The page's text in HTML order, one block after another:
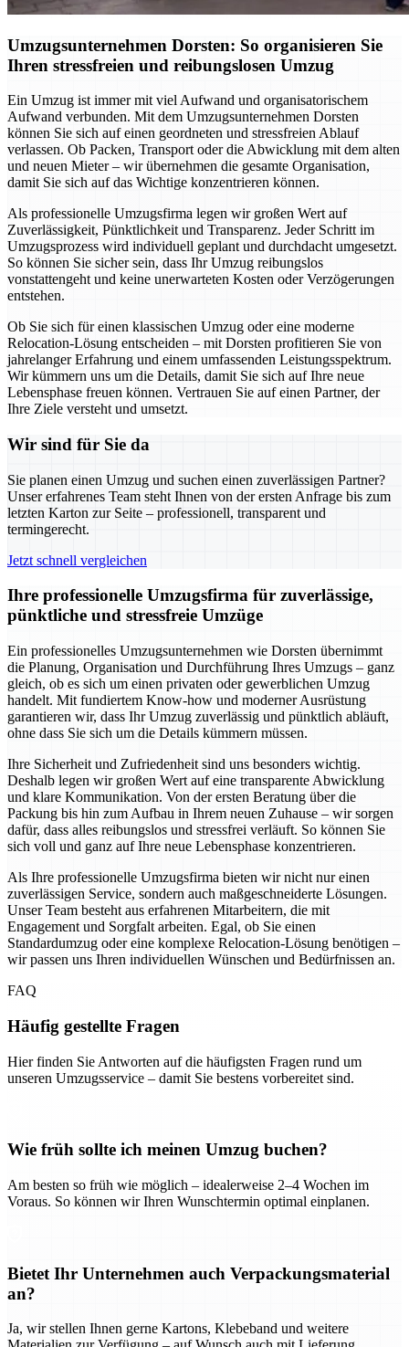
Umzugsunternehmen Dorsten: So organisieren Sie
Ihren stressfreien und reibungslosen Umzug
Ein Umzug ist immer mit viel Aufwand und organisatorischem
Aufwand verbunden. Mit dem Umzugsunternehmen Dorsten
können Sie sich auf einen geordneten und stressfreien Ablauf
verlassen. Ob Packen, Transport oder die Abwicklung mit dem alten
und neuen Mieter – wir übernehmen die gesamte Organisation,
damit Sie sich auf das Wichtige konzentrieren können.
Als professionelle Umzugsfirma legen wir großen Wert auf
Zuverlässigkeit, Pünktlichkeit und Transparenz. Jeder Schritt im
Umzugsprozess wird individuell geplant und durchdacht umgesetzt.
So können Sie sicher sein, dass Ihr Umzug reibungslos
vonstattengeht und keine unerwarteten Kosten oder Verzögerungen
entstehen.
Ob Sie sich für einen klassischen Umzug oder eine moderne
Relocation-Lösung entscheiden – mit Dorsten profitieren Sie von
jahrelanger Erfahrung und einem umfassenden Leistungsspektrum.
Wir kümmern uns um die Details, damit Sie sich auf Ihre neue
Lebensphase freuen können. Vertrauen Sie auf einen Partner, der
Ihre Ziele versteht und umsetzt.
Wir sind für Sie da
Sie planen einen Umzug und suchen einen zuverlässigen Partner?
Unser erfahrenes Team steht Ihnen von der ersten Anfrage bis zum
letzten Karton zur Seite – professionell, transparent und
termingerecht.
Jetzt schnell vergleichen
Ihre professionelle Umzugsfirma für zuverlässige,
pünktliche und stressfreie Umzüge
Ein professionelles Umzugsunternehmen wie Dorsten übernimmt
die Planung, Organisation und Durchführung Ihres Umzugs – ganz
gleich, ob es sich um einen privaten oder gewerblichen Umzug
handelt. Mit fundiertem Know-how und moderner Ausrüstung
garantieren wir, dass Ihr Umzug zuverlässig und pünktlich abläuft,
ohne dass Sie sich um die Details kümmern müssen.
Ihre Sicherheit und Zufriedenheit sind uns besonders wichtig.
Deshalb legen wir großen Wert auf eine transparente Abwicklung
und klare Kommunikation. Von der ersten Beratung über die
Packung bis hin zum Aufbau in Ihrem neuen Zuhause – wir sorgen
dafür, dass alles reibungslos und stressfrei verläuft. So können Sie
sich voll und ganz auf Ihre neue Lebensphase konzentrieren.
Als Ihre professionelle Umzugsfirma bieten wir nicht nur einen
zuverlässigen Service, sondern auch maßgeschneiderte Lösungen.
Unser Team besteht aus erfahrenen Mitarbeitern, die mit
Engagement und Sorgfalt arbeiten. Egal, ob Sie einen
Standardumzug oder eine komplexe Relocation-Lösung benötigen –
wir passen uns Ihren individuellen Wünschen und Bedürfnissen an.
FAQ
Häufig gestellte Fragen
Hier finden Sie Antworten auf die häufigsten Fragen rund um
unseren Umzugsservice – damit Sie bestens vorbereitet sind.
Wie früh sollte ich meinen Umzug buchen?
Am besten so früh wie möglich – idealerweise 2–4 Wochen im
Voraus. So können wir Ihren Wunschtermin optimal einplanen.
Bietet Ihr Unternehmen auch Verpackungsmaterial
an?
Ja, wir stellen Ihnen gerne Kartons, Klebeband und weitere